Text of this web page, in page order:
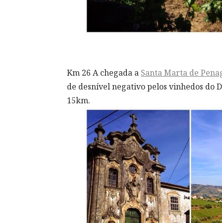
Km 26 A chegada a Santa Marta de
de desnível negativo pelos vinhedos do
15km.